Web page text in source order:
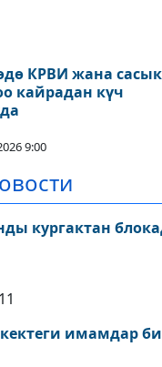
КРВИ жана сасык
кайрадан күч
9:00
кургактан
имамдар